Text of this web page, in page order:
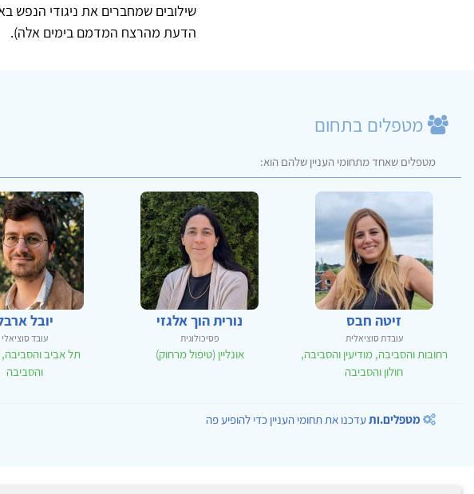
שילובים שמחברים את ניגודי
הדעת מהרצח המדמם בימים אלה).
מטפלים בתחום
מטפלים שאחד מתחומי העניין שלהם הוא:
זיטה חבס
עובדת סוציאלית
רחובות והסביבה, מודיעין והסביבה,
חולון והסביבה
נורית הוך אלגזי
פסיכולוגית
אונליין (טיפול מרחוק)
יובל
עובד סוציאלי
תל אביב
והסביבה
מטפלים.ותעדכנו את תחומי העניין כדי להופיע פה